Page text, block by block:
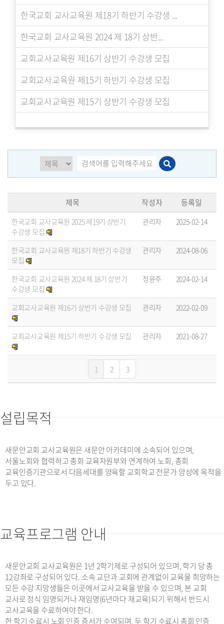
한국교회 교사교육원 제18기 하반기 수강생 ...
한국교회 교사교육원 2024 제 18기 상반...
교회교사교육원 제16기 상반기 수강생 모집
교회교사교육원 제15기 하반기 수강생 모집
교회교사교육원 제15기 상반기 수강생 모집
제목 작성자 등록일
한국교회 교사교육원 2025 제19기 상반기
수강생 모집
관리자 2025-02-14
한국교회 교사교육원 제18기 하반기 수강생
모집
관리자 2024-08-06
한국교회 교사교육원 2024 제 18기 상반기
수강생 모집
정윤주 2024-02-14
교회교사교육원 제16기 상반기 수강생 모집 관리자 2022-02-09
교회교사교육원 제15기 하반기 수강생 모집 관리자 2021-08-27
1 2 3
설립목적
새문안교회 교사교육원은 새문안 아카데미에 소속되어 있으며,
서울노회와 협력하고 총회 교육자원부와 연계하여 노회, 총회
교육인증기관으로서 다음세대를 양육할 교회학교 전문가 양성에 목적을
두고 있다.
교육프로그램 안내
새문안교회 교사교육원은 1년 2학기제로 구성되어 있으며, 학기 당 총
12강좌로 구성되어 있다. 소속 교단과 교회에 관계없이 교육을 희망하는
모든 수강 지망생들은 이곳에서 교사교육을 받을 수 있으며, 본 교회
교사로 정식 임명되거나 재임명(6년마다 재교육)되기 위해서 반드시
교사교육을 수료하여야 한다.
한 학기 수료시 노회 인증 증서가 수여되며, 두 학기 수료시 총회 인증